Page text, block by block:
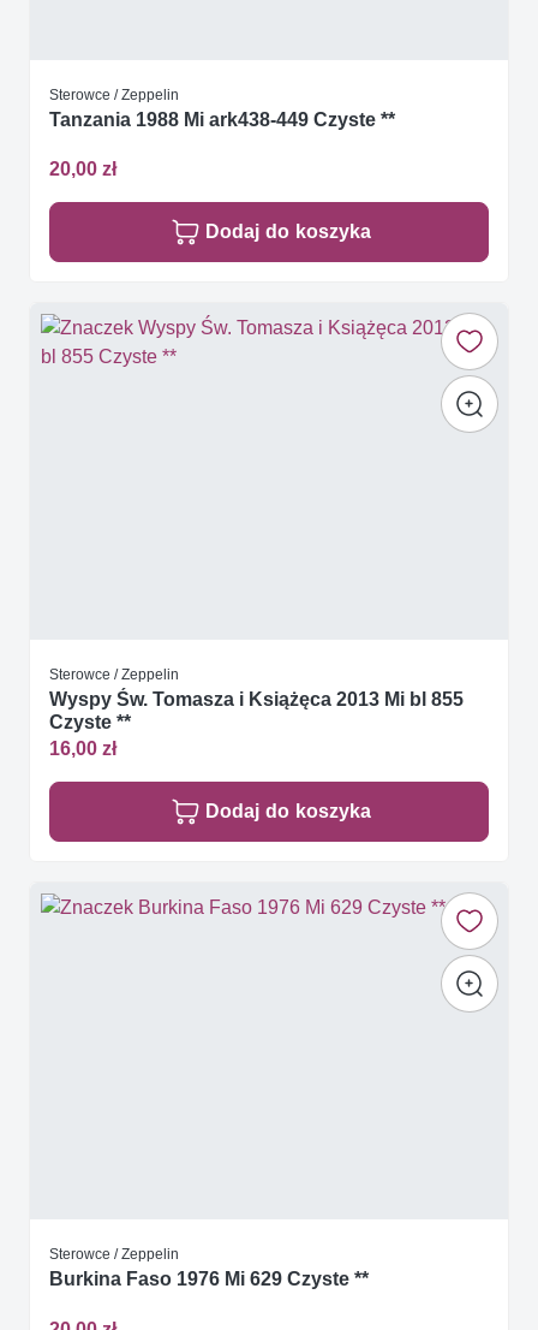
Sterowce / Zeppelin
Tanzania 1988 Mi ark438-449 Czyste **
20,00 zł
Dodaj do koszyka
Sterowce / Zeppelin
Wyspy Św. Tomasza i Książęca 2013 Mi bl 855
Czyste **
16,00 zł
Dodaj do koszyka
Sterowce / Zeppelin
Burkina Faso 1976 Mi 629 Czyste **